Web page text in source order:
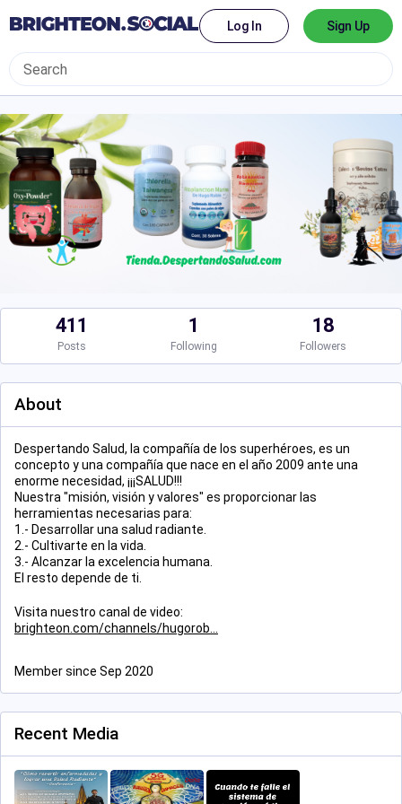
Log In Sign Up
411
Posts
1
Following
18
Followers
About
Despertando Salud, la compañía de los superhéroes, es un
concepto y una compañía que nace en el año 2009 ante una
enorme necesidad, ¡¡¡SALUD!!!
Nuestra "misión, visión y valores" es proporcionar las
herramientas necesarias para:
1.- Desarrollar una salud radiante.
2.- Cultivarte en la vida.
3.- Alcanzar la excelencia humana.
El resto depende de ti.
Visita nuestro canal de video:
brighteon.com/channels/hugorob
Member since Sep 2020
Recent Media